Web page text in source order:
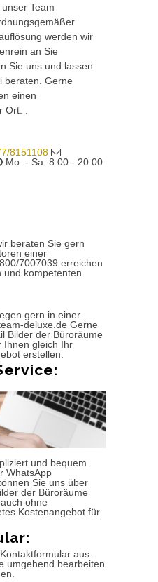
Team
werden wir
an Sie
Sie uns und lassen
beraten. Gerne
einen
.
8151108
Mo. - Sa. 8:00 - 20:00
beraten Sie gern
einer
7007039 erreichen
und kompetenten
gern in einer
deluxe.de Gerne
Bilder der Büroräume
Ihnen gleich Ihr
erstellen.
und bequem
WhatsApp
Sie uns über
der Büroräume
ohne
Kostenangebot für
aus.
umgehend bearbeiten